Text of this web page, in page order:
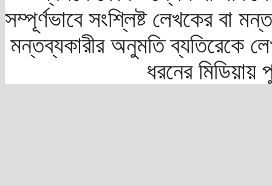
সম্পূর্ণভাবে সংশ্লিষ্ট লেখকের বা
মন্তব্যকারীর অনুমতি ব্যতিরেকে
ধরনের মিডিয়ায়